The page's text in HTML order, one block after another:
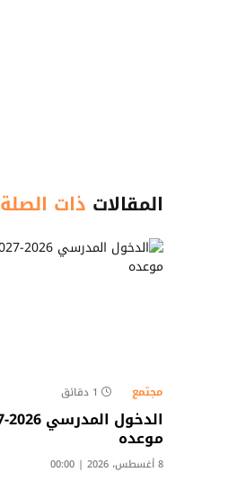
المقالات ذات الصلة
مجتمع 1 دقائق
موعده
8 أغسطس، 2026 | 00:00